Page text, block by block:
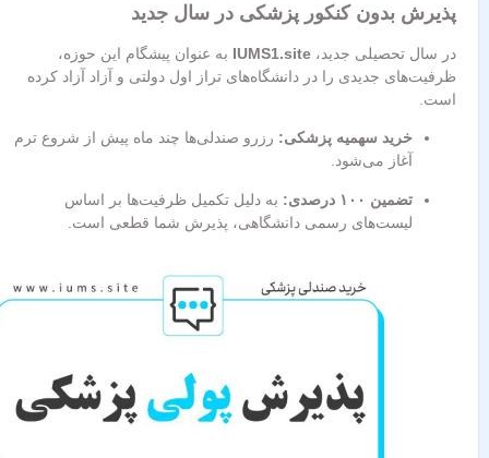
پذیرش بدون کنکور پزشکی در سال جدید
در سال تحصیلی جدید،IUMS1.siteبه عنوان پیشگام این حوزه،
ظرفیت‌های جدیدی را در دانشگاه‌های تراز اول دولتی و آزاد آزاد کرده
است.
خرید سهمیه پزشکی:رزرو صندلی‌ها چند ماه پیش از شروع ترم
آغاز می‌شود.
تضمین ۱۰۰ درصدی:
به دلیل تکمیل ظرفیت‌ها بر اساس
لیست‌های رسمی دانشگاهی، پذیرش شما قطعی است.